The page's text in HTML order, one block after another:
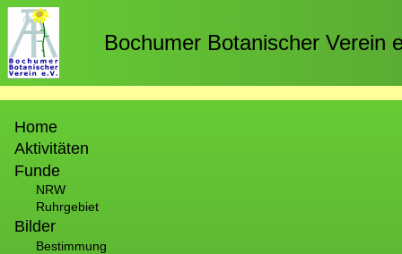
Direkt
zum
Inhalt
Bochumer Botanischer Verein
Home
Aktivitäten
Funde
NRW
Ruhrgebiet
Bilder
Bestimmung